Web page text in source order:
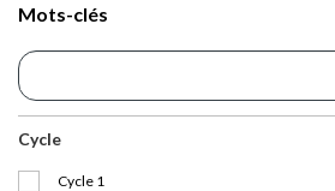
Mots-clés
Cycle
Cycle 1